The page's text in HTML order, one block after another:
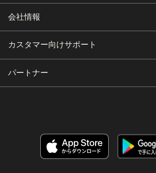
会社情報
カスタマー向けサポート
パートナー